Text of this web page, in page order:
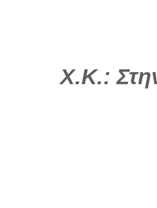
Χ.Κ.: